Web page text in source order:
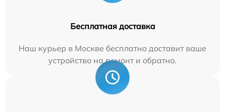
Бесплатная доставка
Наш курьер в Москве бесплатно доставит ваше
устройство на ремонт и обратно.